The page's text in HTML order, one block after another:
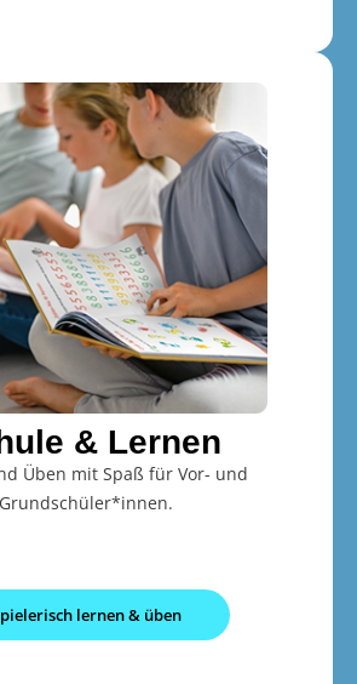
& Lernen
Üben mit Spaß für Vor- und
Grundschüler*innen.
lernen & üben